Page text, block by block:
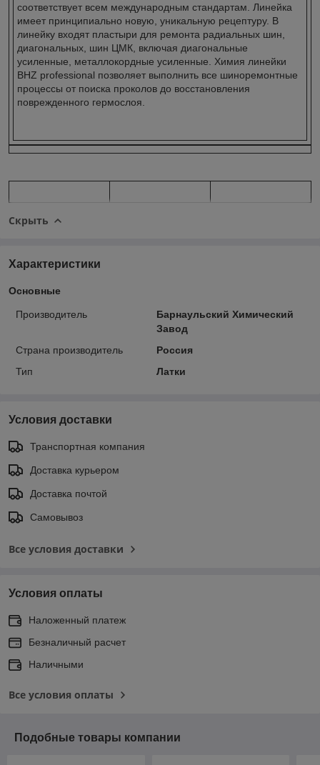
соответствует всем международным стандартам. Линейка
имеет принципиально новую, уникальную рецептуру. В
линейку входят пластыри для ремонта радиальных шин,
диагональных, шин ЦМК, включая диагональные
усиленные, металлокордные усиленные. Химия линейки
BHZ professional позволяет выполнить все шиноремонтные
процессы от поиска проколов до восстановления
поврежденного гермослоя.
Скрыть
Характеристики
Основные
Производитель
Барнаульский Химический
Завод
Страна производитель
Россия
Тип
Латки
Условия доставки
Транспортная компания
Доставка курьером
Доставка почтой
Самовывоз
Все условия доставки
Условия оплаты
Наложенный платеж
Безналичный расчет
Наличными
Все условия оплаты
Подобные товары компании